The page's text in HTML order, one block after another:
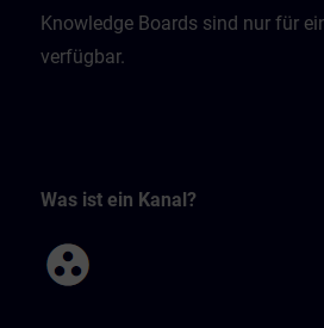
Knowledge Boards sind nur für
verfügbar.
Was ist ein Kanal?